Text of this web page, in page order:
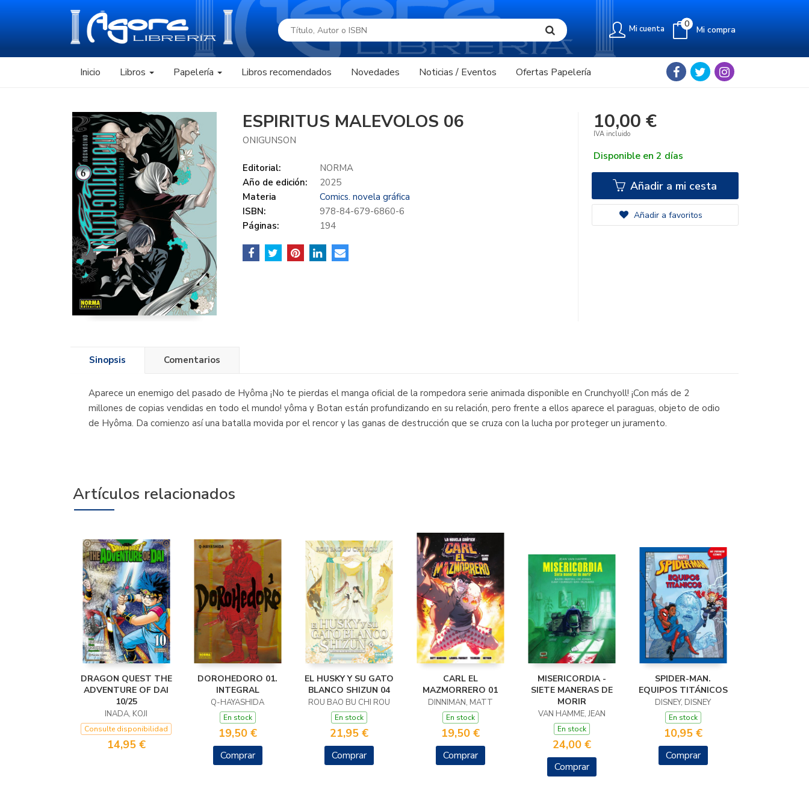
Mi cuenta Mi compra
0
Inicio Libros Papelería Libros recomendados Novedades Noticias / Eventos Ofertas Papelería
ESPIRITUS MALEVOLOS 06
ONIGUNSON
Editorial:
NORMA
Año de edición:
2025
Materia
Comics. novela gráfica
ISBN:
978-84-679-6860-6
Páginas:
194
10,00 €
IVA incluido
Disponible en 2 días
Añadir a mi cesta
Añadir a favoritos
Sinopsis Comentarios
Aparece un enemigo del pasado de Hyôma ¡No te pierdas el manga oficial de la rompedora serie animada disponible en Crunchyoll! ¡Con más de 2
millones de copias vendidas en todo el mundo! yôma y Botan están profundizando en su relación, pero frente a ellos aparece el paraguas, objeto de odio
de Hyôma. Da comienzo así una batalla movida por el rencor y las ganas de destrucción que se cruza con la lucha por proteger un juramento.
Artículos relacionados
DRAGON QUEST THE
ADVENTURE OF DAI
10/25
INADA, KOJI
Consulte disponibilidad
14,95 €
DOROHEDORO 01.
INTEGRAL
Q-HAYASHIDA
En stock
19,50 €
Comprar
EL HUSKY Y SU GATO
BLANCO SHIZUN 04
ROU BAO BU CHI ROU
En stock
21,95 €
Comprar
CARL EL
MAZMORRERO 01
DINNIMAN, MATT
En stock
19,50 €
Comprar
MISERICORDIA -
SIETE MANERAS DE
MORIR
VAN HAMME, JEAN
En stock
24,00 €
Comprar
SPIDER-MAN.
EQUIPOS TITÁNICOS
DISNEY, DISNEY
En stock
10,95 €
Comprar